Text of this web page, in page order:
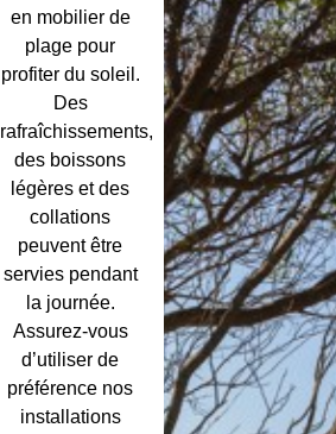
en mobilier de
plage pour
profiter du soleil.
Des
rafraîchissements,
des boissons
légères et des
collations
peuvent être
servies pendant
la journée.
Assurez-vous
d’utiliser de
préférence nos
installations